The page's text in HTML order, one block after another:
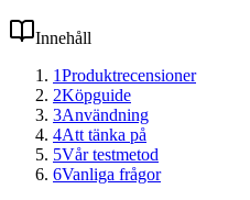
Innehåll
1Produktrecensioner
2Köpguide
3Användning
4Att tänka på
5Vår testmetod
6Vanliga frågor